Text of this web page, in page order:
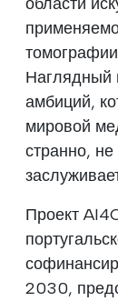
Наглядный
амбиций,
мировой
странно, не
Проект
2030,